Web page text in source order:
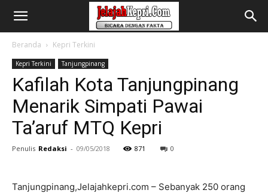
Beranda Kepri Terkini
Kepri Terkini Tanjungpinang
Kafilah Kota Tanjungpinang
Menarik Simpati Pawai
Ta’aruf MTQ Kepri
Penulis Redaksi - 09/05/2018 871 0
Tanjungpinang,Jelajahkepri.com – Sebanyak 250 orang